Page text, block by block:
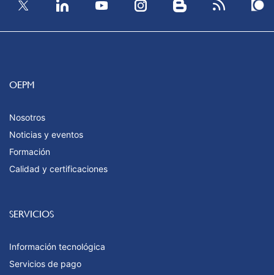
OEPM
Nosotros
Noticias y eventos
Formación
Calidad y certificaciones
SERVICIOS
Información tecnológica
Servicios de pago